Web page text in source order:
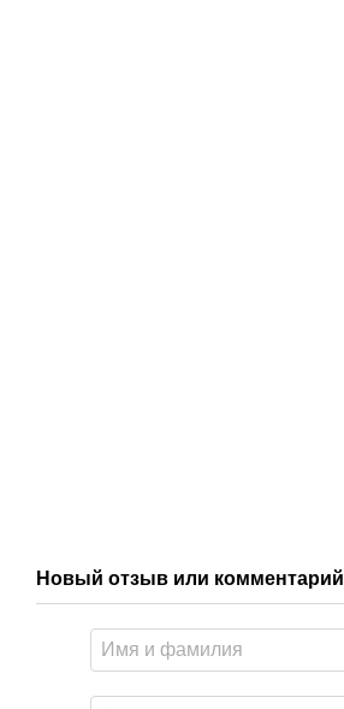
Новый отзыв или комментарий